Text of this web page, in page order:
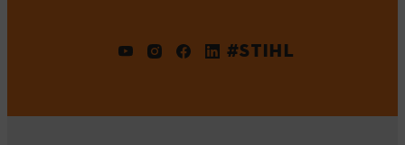
#STIHL